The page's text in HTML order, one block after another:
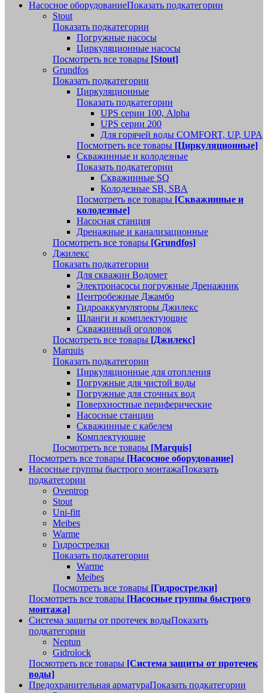
Насосное оборудованиеПоказать подкатегории
Stout
Показать подкатегории
Погружные насосы
Циркуляционные насосы
Посмотреть все товары [Stout]
Grundfos
Показать подкатегории
Циркуляционные
Показать подкатегории
UPS серии 100, Alpha
UPS серии 200
Для горячей воды COMFORT, UP, UPA
Посмотреть все товары [Циркуляционные]
Скважинные и колодезные
Показать подкатегории
Скважинные SQ
Колодезные SB, SBA
Посмотреть все товары [Скважинные и
колодезные]
Насосная станция
Дренажные и канализационные
Посмотреть все товары [Grundfos]
Джилекс
Показать подкатегории
Для скважин Водомет
Электронасосы погружные Дренажник
Центробежные Джамбо
Гидроаккумуляторы Джилекс
Шланги и комплектующие
Скважинный оголовок
Посмотреть все товары [Джилекс]
Marquis
Показать подкатегории
Циркуляционные для отопления
Погружные для чистой воды
Погружные для сточных вод
Поверхностные периферические
Насосные станции
Скважинные с кабелем
Комплектующие
Посмотреть все товары [Marquis]
Посмотреть все товары [Насосное оборудование]
Насосные группы быстрого монтажаПоказать
подкатегории
Oventrop
Stout
Uni-fitt
Meibes
Warme
Гидрострелки
Показать подкатегории
Warme
Meibes
Посмотреть все товары [Гидрострелки]
Посмотреть все товары [Насосные группы быстрого
монтажа]
Система защиты от протечек водыПоказать
подкатегории
Neptun
Gidrolock
Посмотреть все товары [Система защиты от протечек
воды]
Предохранительная арматураПоказать подкатегории